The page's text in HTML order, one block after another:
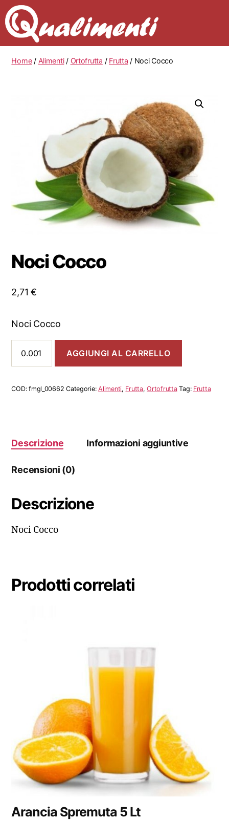
Home/ Alimenti/ Ortofrutta / Frutta / Noci Cocco
Noci Cocco
2,71€
Noci Cocco
Cocco
quantità
AGGIUNGI AL CARRELLO
COD:fmgl_00662 Categorie:Alimenti, Frutta,Ortofrutta Tag: Frutta
Descrizione Informazioni aggiuntive
Recensioni (0)
Descrizione
Noci Cocco
Prodotti correlati
Arancia Spremuta 5 Lt